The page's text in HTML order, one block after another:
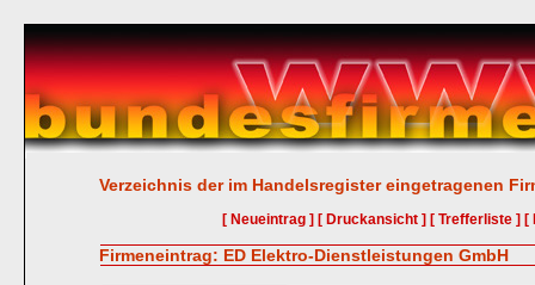
Verzeichnis der im Handelsregister eingetragenen
[ Neueintrag ] [ Druckansicht ] [ Trefferliste ] [
Firmeneintrag: ED Elektro-Dienstleistungen GmbH